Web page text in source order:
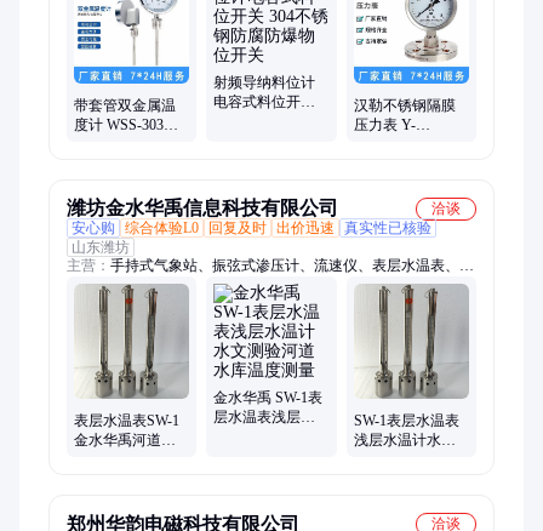
计、气体流量计、磁翻板液位计、插入密度计、污水流量计、天
然气流量计
带套管双金属温
度计 WSS-303管
射频导纳料位计
电容式料位开关
汉勒不锈钢隔膜
压力表 Y-
潍坊金水华禹信息科技有限公司
洽谈
安心购
综合体验L0 回复及时 出价迅速
真实性已核验
山东潍坊
主营： 手持式气象站、振弦式渗压计、流速仪、表层水温表、水
位计、深水温度计、钢尺水位计、水尺、超声波流量计、气象蒸
发皿、集沙仪、电波流速仪、风速仪、旋桨流速仪、风向风速
仪、超声波测深仪、电子水尺、海流计、便携式流速仪、圆柱水
位尺、温盐深仪、雨量计、浮子水位计、强制对中基座、雷达水
位计
表层水温表SW-1
金水华禹河道水
金水华禹 SW-1表
层水温表浅层水
SW-1表层水温表
浅层水温计水文
郑州华韵电磁科技有限公司 洽谈